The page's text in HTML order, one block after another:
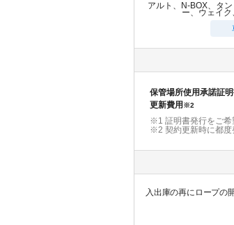
アルト、N-BOX、タ
ー、ウェイ
保管場所使用承諾証
更新費用※2
※1 証明書発行をご希
※2 契約更新時に都度
入出庫の再にロープの